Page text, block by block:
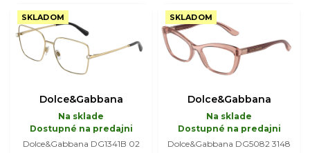
SKLADOM
Dolce&Gabbana
Na sklade
Dostupné na predajni
Dolce&Gabbana DG1341B 02
SKLADOM
Dolce&Gabbana
Na sklade
Dostupné na predajni
Dolce&Gabbana DG5082 3148